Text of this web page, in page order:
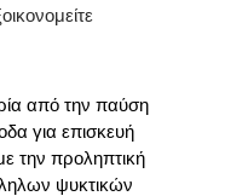
από την παύση
για επισκευή
την προληπτική
ψυκτικών